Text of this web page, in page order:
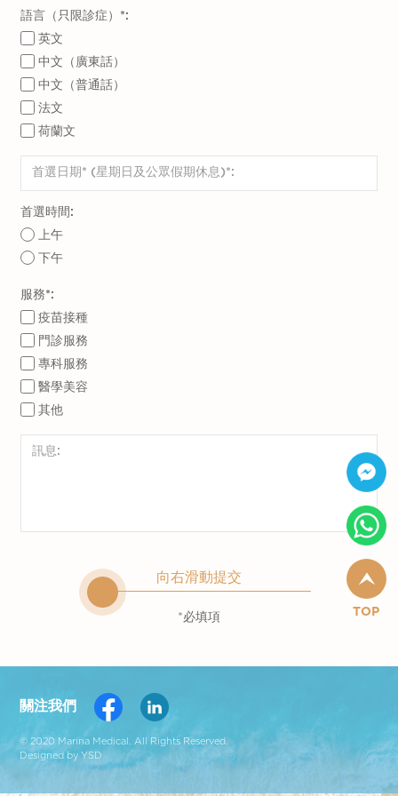
語言（只限診症）*:
英文
中文（廣東話）
中文（普通話）
法文
荷蘭文
首選時間:
上午
下午
服務*:
疫苗接種
門診服務
專科服務
醫學美容
其他
向右滑動提交
*必填項
關注我們
© 2020 Marina Medical. All Rights Reserved.
Designed by YSD
TOP